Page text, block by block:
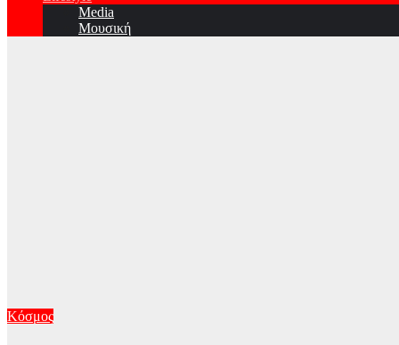
Media
Μουσική
Κόσμος